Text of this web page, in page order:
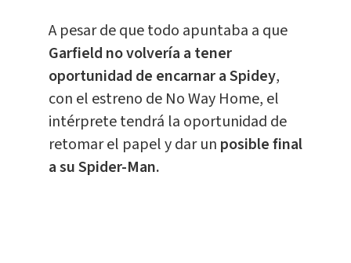
A pesar de que todo apuntaba a que
Garfield no volvería a tener
oportunidad de encarnar a Spidey,
con el estreno de No Way Home, el
intérprete tendrá la oportunidad de
retomar el papel y dar un posible final
a su Spider-Man.